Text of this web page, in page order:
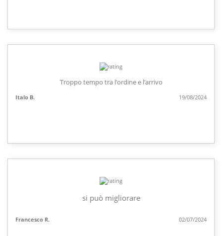
Troppo tempo tra l’ordine e l’arrivo
Italo B. 19/08/2024
si può migliorare
Francesco R. 02/07/2024